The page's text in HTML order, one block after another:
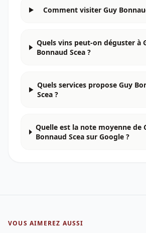
Comment visiter Guy
Quels vins peut-on déguster à
Bonnaud Scea ?
Quels services propose Guy
Scea ?
Quelle est la note moyenne de
Bonnaud Scea sur Google ?
VOUS AIMEREZ AUSSI